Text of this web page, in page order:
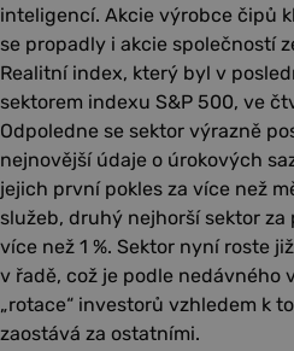
inteligencí. Akcie výrobce čipů
se propadly i akcie společností
Realitní index, který byl v
sektorem indexu S&P 500, ve
Odpoledne se sektor výrazně
nejnovější údaje o úrokových
jejich první pokles za více než
služeb, druhý nejhorší sektor za
více než 1 %. Sektor nyní roste
v řadě, což je podle
„rotace“ investorů vzhledem k
zaostává za ostatními.